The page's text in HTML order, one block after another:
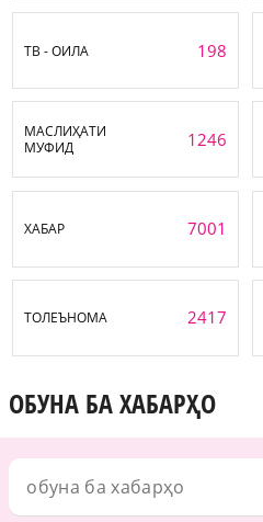
ТВ - ОИЛА 198
МАСЛИҲАТИ
МУФИД
1246
ХАБАР 7001
ТОЛЕЪНОМА 2417
ОБУНА БА ХАБАРҲО